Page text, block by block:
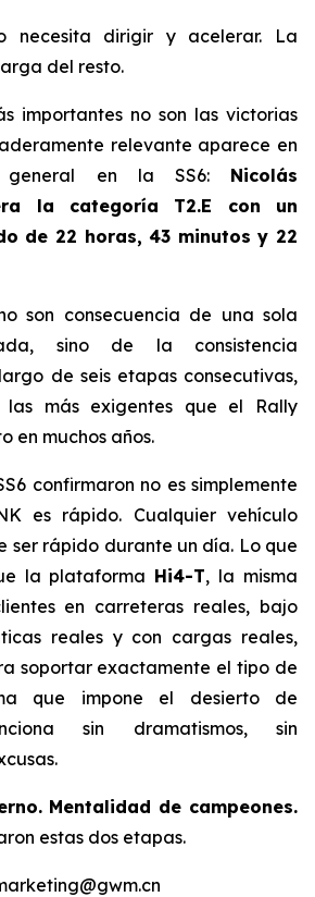
necesita dirigir y acelerar. La
del resto.
importantes no son las victorias
relevante aparece en
general en la SS6: Nicolás
la categoría T2.E con un
de 22 horas, 43 minutos y 22
son consecuencia de una sola
sino de la consistencia
de seis etapas consecutivas,
más exigentes que el Rally
en muchos años.
confirmaron no es simplemente
es rápido. Cualquier vehículo
ser rápido durante un día. Lo que
la plataforma Hi4-T, la misma
en carreteras reales, bajo
reales y con cargas reales,
soportar exactamente el tipo de
que impone el desierto de
sin dramatismos, sin
Mentalidad de campeones.
estas dos etapas.